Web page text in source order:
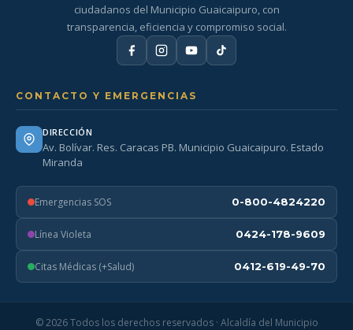
ciudadanos del Municipio Guaicaipuro, con
transparencia, eficiencia y compromiso social.
CONTACTO Y EMERGENCIAS
DIRECCIÓN
Av. Bolívar. Res. Caracas PB. Municipio Guaicaipuro. Estado
Miranda
Emergencias SOS 0-800-4824220
Línea Violeta 0424-178-9609
Citas Médicas (+Salud) 0412-619-49-70
© 2026 Todos los derechos reservados · Alcaldía del Municipio